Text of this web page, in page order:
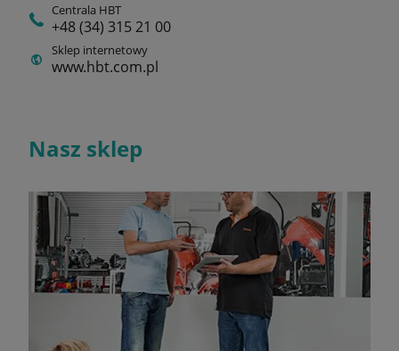
Centrala HBT
+48 (34) 315 21 00
Sklep internetowy
www.hbt.com.pl
Nasz sklep